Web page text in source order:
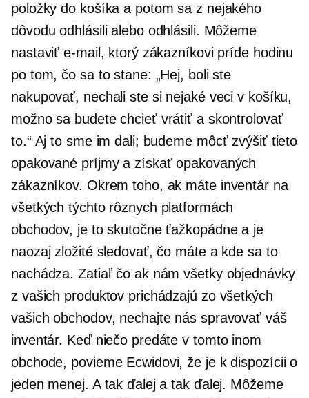
položky do košíka a potom sa z nejakého
dôvodu odhlásili alebo odhlásili. Môžeme
nastaviť e-mail, ktorý zákazníkovi príde hodinu
po tom, čo sa to stane: „Hej, boli ste
nakupovať, nechali ste si nejaké veci v košíku,
možno sa budete chcieť vrátiť a skontrolovať
to.“ Aj to sme im dali; budeme môcť zvýšiť tieto
opakované príjmy a získať opakovaných
zákazníkov. Okrem toho, ak máte inventár na
všetkých týchto rôznych platformách
obchodov, je to skutočne ťažkopádne a je
naozaj zložité sledovať, čo máte a kde sa to
nachádza. Zatiaľ čo ak nám všetky objednávky
z vašich produktov prichádzajú zo všetkých
vašich obchodov, nechajte nás spravovať váš
inventár. Keď niečo predáte v tomto inom
obchode, povieme Ecwidovi, že je k dispozícii o
jeden menej. A tak ďalej a tak ďalej. Môžeme